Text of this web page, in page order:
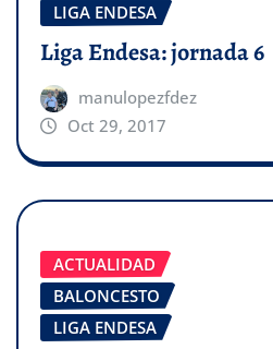
LIGA ENDESA
Liga Endesa: jornada 6
manulopezfdez
Oct 29, 2017
ACTUALIDAD
BALONCESTO
LIGA ENDESA